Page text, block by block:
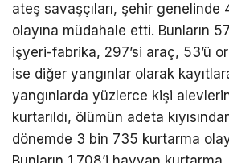
ateş savaşçıları, şehir genelinde
olayına müdahale etti. Bunların
işyeri-fabrika, 297’si araç, 53’ü
ise diğer yangınlar olarak
yangınlarda yüzlerce kişi
kurtarıldı, ölümün adeta
dönemde 3 bin 735 kurtarma